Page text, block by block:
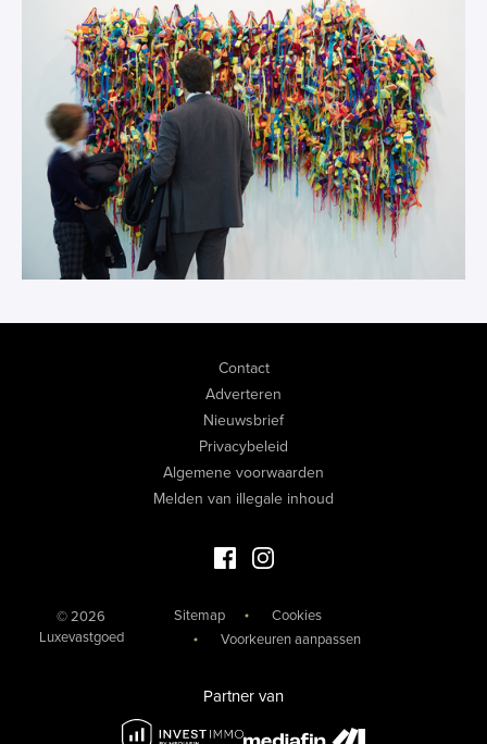
Contact
Adverteren
Nieuwsbrief
Privacybeleid
Algemene voorwaarden
Melden van illegale inhoud
Facebook Luxevastgoed
Instagram Luxevastgoed
© 2026
Luxevastgoed
Sitemap
Cookies
Voorkeuren aanpassen
Partner van